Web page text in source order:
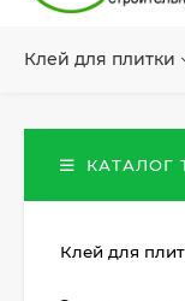
Клей для плитки
КАТАЛОГ
Клей для